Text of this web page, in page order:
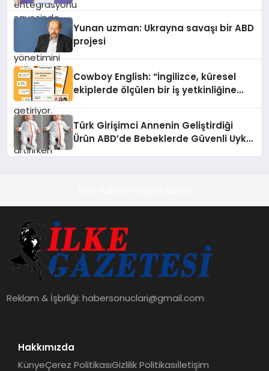
Yunan uzman: Ukrayna savaşı bir ABD
projesi
Cowboy English: “İngilizce, küresel
ekiplerde ölçülen bir iş yetkinliğine
Türk Girişimci Annenin Geliştirdiği
Ürün ABD’de Bebeklerde Güvenli Uyku
Reklam & İşbrliği:habersonuclari@gmail.com
Hakkımızda
KünyeÇerez PolitikasıGizlilik Politikasıİletişim